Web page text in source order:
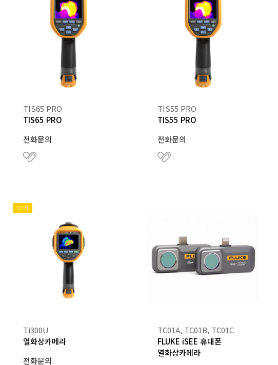
TIS65 PRO
TIS65 PRO
전화문의
TIS55 PRO
TIS55 PRO
전화문의
인기
Ti300U
열화상카메라
전화문의
TC01A, TC01B, TC01C
FLUKE iSEE 휴대폰
열화상카메라